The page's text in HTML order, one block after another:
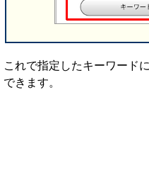
これで指定したキーワード
できます。